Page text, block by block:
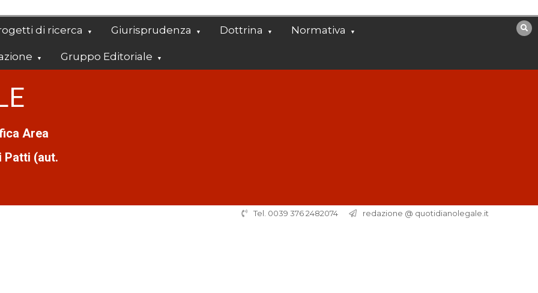
di ricerca Giurisprudenza Dottrina Normativa
Gruppo Editoriale
Area
Patti (aut.
Tel. 0039 376 2482074 redazione @ quotidianolegale.it